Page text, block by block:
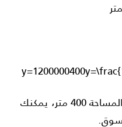
إذا كان السعر 1,200,000 ريال والمساحة 400 متر، يمكنك